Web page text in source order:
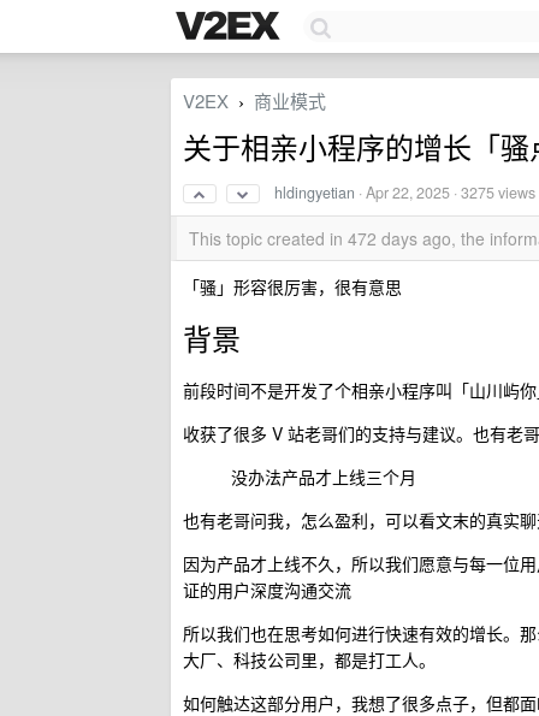
V2EX › 商业模式
关于相亲小程序的增长「骚
hldingyetian ·Apr 22, 2025 · 3275 views
This topic created in 472 days ago, the
「骚」形容很厉害，很有意思
背景
前段时间不是开发了个相亲小程序叫「山川屿
收获了很多 V 站老哥们的支持与建议。也有老
没办法产品才上线三个月
也有老哥问我，怎么盈利，可以看文末的真实
因为产品才上线不久，所以我们愿意与每一位
证的用户深度沟通交流
所以我们也在思考如何进行快速有效的增长。
大厂、科技公司里，都是打工人。
如何触达这部分用户，我想了很多点子，但都